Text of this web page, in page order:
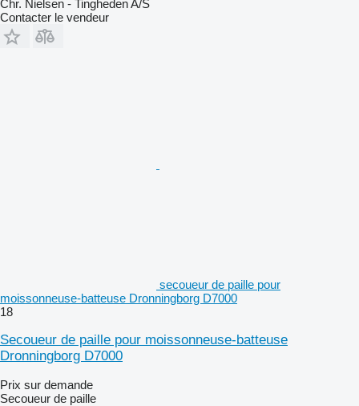
Chr. Nielsen - Tingheden A/S
Contacter le vendeur
secoueur de paille pour
moissonneuse-batteuse Dronningborg D7000
18
Secoueur de paille pour moissonneuse-batteuse
Dronningborg D7000
Prix sur demande
Secoueur de paille